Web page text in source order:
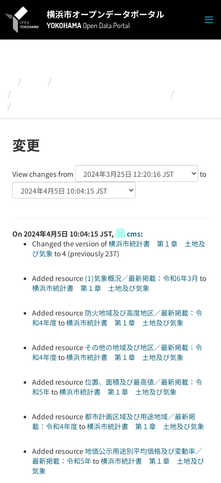
キ
変更
View changes from to
On 2024年4月5日 10:04:15 JST, cms:
Changed the version of横浜市統計書 第１章 土地及
び気象 to 4 (previously 237)
Added resource (1)気象概況／最新掲載：令和6年3月 to
横浜市統計書 第１章 土地及び気象
Added resource 防火地域及び高度地区／最新掲載：令
和4年度to横浜市統計書 第１章 土地及び気象
Added resource その他の地域及び地区／最新掲載：令
和4年度to横浜市統計書 第１章 土地及び気象
Added resource位置、面積及び最高値／最新掲載：令
和5年to横浜市統計書 第１章 土地及び気象
Added resource都市計画区域及び用途地域／最新掲
載：令和4年度to横浜市統計書 第１章 土地及び気象
Added resource地価公示用途別平均価格及び変動率／
最新掲載：令和5年to横浜市統計書 第１章 土地及び
気象